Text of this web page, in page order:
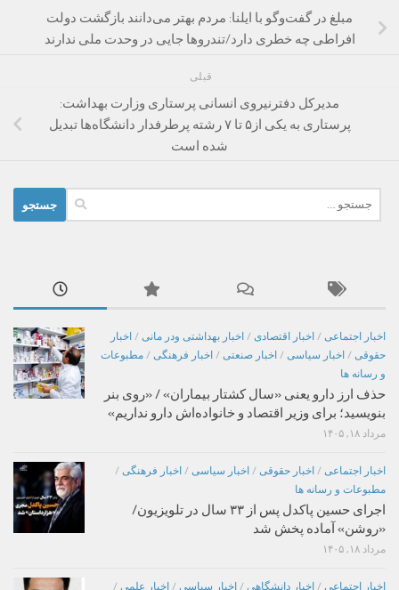
مبلغ در گفت‌وگو با ایلنا: مردم بهتر می‌دانند بازگشت دولت
افراطی چه خطری دارد/تندروها جایی در وحدت ملی ندارند
قبلی
مدیرکل دفترنیروی انسانی پرستاری وزارت بهداشت:
پرستاری به یکی از۵ تا ۷ رشته پرطرفدار دانشگاه‌ها تبدیل
شده است
برای:
اخبار اجتماعی / اخبار اقتصادی / اخبار بهداشتی ودر مانی / اخبار
حقوقی / اخبار سیاسی / اخبار صنعتی / اخبار فرهنگی / مطبوعات
و رسانه ها
حذف ارز دارو یعنی «سال کشتار بیماران» / «روی بنر
بنویسید؛ برای وزیر اقتصاد و خانواده‌اش دارو نداریم»
مرداد ۱۸, ۱۴۰۵
اخبار اجتماعی / اخبار حقوقی / اخبار سیاسی / اخبار فرهنگی /
مطبوعات و رسانه ها
اجرای حسین پاکدل پس از ۳۳ سال در تلویزیون/
«روشن» آماده پخش شد
مرداد ۱۸, ۱۴۰۵
اخبار اجتماعی / اخبار دانشگاهی / اخبار سیاسی / اخبار علمی /